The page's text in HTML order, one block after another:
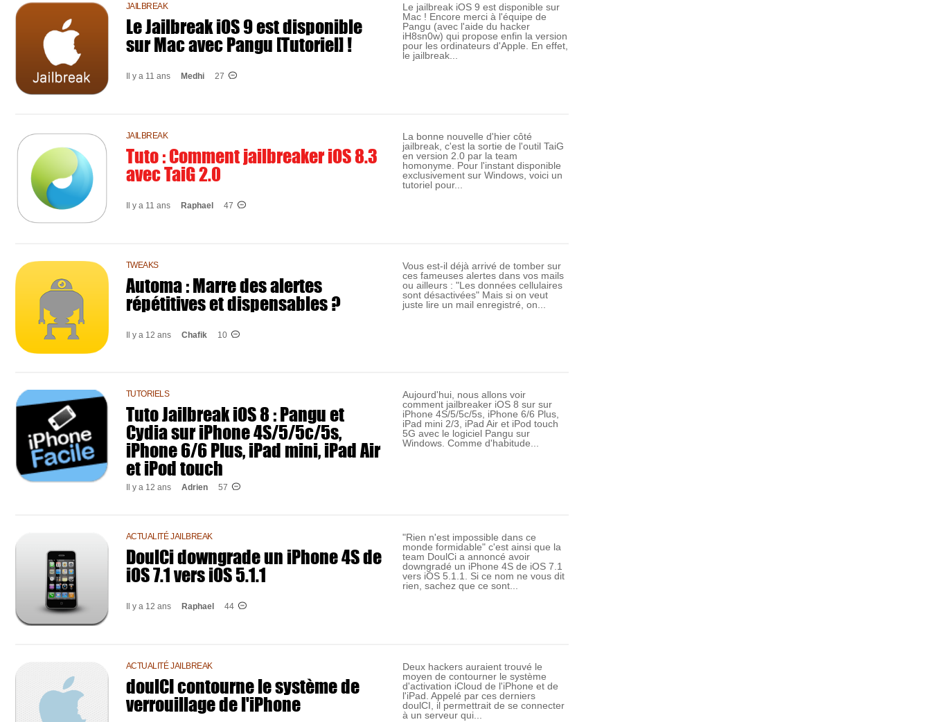
JAILBREAK
Le Jailbreak iOS 9 est disponible
sur Mac avec Pangu [Tutoriel] !
Il y a 11 ans Medhi 27
Le jailbreak iOS 9 est disponible sur
Mac ! Encore merci à l'équipe de
Pangu (avec l'aide du hacker
iH8sn0w) qui propose enfin la version
pour les ordinateurs d'Apple. En effet,
le jailbreak...
JAILBREAK
Tuto : Comment jailbreaker iOS 8.3
avec TaiG 2.0
Il y a 11 ans Raphael 47
La bonne nouvelle d'hier côté
jailbreak, c'est la sortie de l'outil TaiG
en version 2.0 par la team
homonyme. Pour l'instant disponible
exclusivement sur Windows, voici un
tutoriel pour...
TWEAKS
Automa : Marre des alertes
répétitives et dispensables ?
Il y a 12 ans Chafik 10
Vous est-il déjà arrivé de tomber sur
ces fameuses alertes dans vos mails
ou ailleurs : "Les données cellulaires
sont désactivées" Mais si on veut
juste lire un mail enregistré, on...
TUTORIELS
Tuto Jailbreak iOS 8 : Pangu et
Cydia sur iPhone 4S/5/5c/5s,
iPhone 6/6 Plus, iPad mini, iPad Air
et iPod touch
Il y a 12 ans Adrien 57
Aujourd'hui, nous allons voir
comment jailbreaker iOS 8 sur sur
iPhone 4S/5/5c/5s, iPhone 6/6 Plus,
iPad mini 2/3, iPad Air et iPod touch
5G avec le logiciel Pangu sur
Windows. Comme d'habitude...
ACTUALITÉ JAILBREAK
DoulCi downgrade un iPhone 4S de
iOS 7.1 vers iOS 5.1.1
Il y a 12 ans Raphael 44
"Rien n'est impossible dans ce
monde formidable" c'est ainsi que la
team DoulCi a annoncé avoir
downgradé un iPhone 4S de iOS 7.1
vers iOS 5.1.1. Si ce nom ne vous dit
rien, sachez que ce sont...
ACTUALITÉ JAILBREAK
doulCI contourne le système de
verrouillage de l'iPhone
Deux hackers auraient trouvé le
moyen de contourner le système
d'activation iCloud de l'iPhone et de
l'iPad. Appelé par ces derniers
doulCI, il permettrait de se connecter
à un serveur qui...